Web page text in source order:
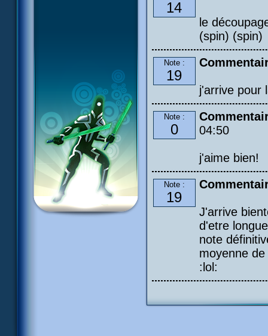
14
le
(spin) (spin)
Note :
19
j'arrive pour
Note :
0
04:50
j'aime bien!
Note :
19
J'arrive
d'etre
note
moyenne
:lol: